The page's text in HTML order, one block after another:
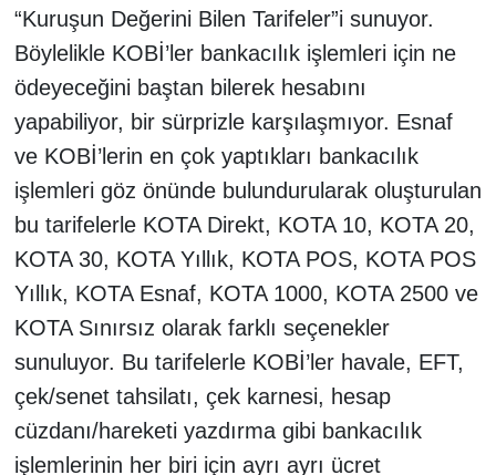
“Kuruşun Değerini Bilen Tarifeler”i sunuyor.
Böylelikle KOBİ’ler bankacılık işlemleri için ne
ödeyeceğini baştan bilerek hesabını
yapabiliyor, bir sürprizle karşılaşmıyor. Esnaf
ve KOBİ’lerin en çok yaptıkları bankacılık
işlemleri göz önünde bulundurularak oluşturulan
bu tarifelerle KOTA Direkt, KOTA 10, KOTA 20,
KOTA 30, KOTA Yıllık, KOTA POS, KOTA POS
Yıllık, KOTA Esnaf, KOTA 1000, KOTA 2500 ve
KOTA Sınırsız olarak farklı seçenekler
sunuluyor. Bu tarifelerle KOBİ’ler havale, EFT,
çek/senet tahsilatı, çek karnesi, hesap
cüzdanı/hareketi yazdırma gibi bankacılık
işlemlerinin her biri için ayrı ayrı ücret